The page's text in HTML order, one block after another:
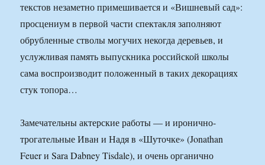
текстов незаметно примешивается и «Вишневый сад»:
просцениум в первой части спектакля заполняют
обрубленные стволы могучих некогда деревьев, и
услужливая память выпускника российской школы
сама воспроизводит положенный в таких декорациях
стук топора…
Замечательны актерские работы — и иронично-
трогательные Иван и Надя в «Шуточке» (Jonathan
Feuer и Sara Dabney Tisdale), и очень органично